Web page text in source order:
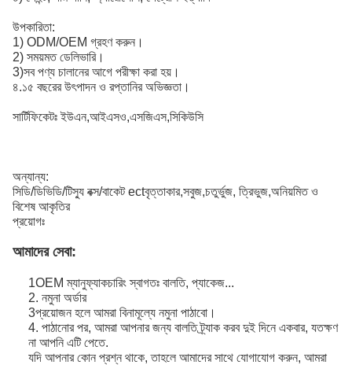
উপকারিতা:
1) ODM/OEM গ্রহণ করুন।
2) সময়মত ডেলিভারি।
3)সব পণ্য চালানের আগে পরীক্ষা করা হয়।
৪.১৫ বছরের উৎপাদন ও রপ্তানির অভিজ্ঞতা।
সার্টিফিকেটঃ ইউএন,আইএসও,এসজিএস,সিকিউসি
অন্যান্য:
সিডি/ডিভিডি/টিস্যু বক্স/বাকেট ectবৃত্তাকার,সবুজ,চতুর্ভুজ, ত্রিভুজ,অনিয়মিত ও
বিশেষ আকৃতির
প্রয়োগঃ
আমাদের সেবা:
1OEM ম্যানুফ্যাকচারিং স্বাগতঃ বালতি, প্যাকেজ...
2. নমুনা অর্ডার
3প্রয়োজন হলে আমরা বিনামূল্যে নমুনা পাঠাবো।
4. পাঠানোর পর, আমরা আপনার জন্য বালতি ট্র্যাক করব দুই দিনে একবার, যতক্ষণ
না আপনি এটি পেতে.
যদি আপনার কোন প্রশ্ন থাকে, তাহলে আমাদের সাথে যোগাযোগ করুন, আমরা